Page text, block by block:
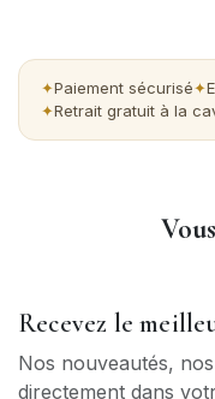
Paiement sécurisé
Retrait gratuit à la
Recevez le
Nos nouveautés,
directement dans